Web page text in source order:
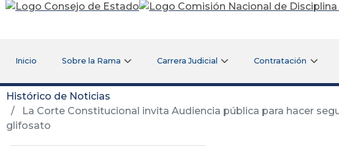
Rama Judicial
Inicio Sobre la Rama Carrera Judicial Contratación
Histórico de Noticias
La Corte Constitucional invita Audiencia pública para hacer
glifosato